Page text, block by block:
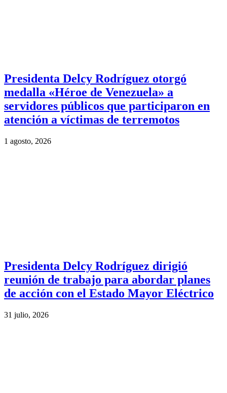
Presidenta Delcy Rodríguez otorgó
medalla «Héroe de Venezuela» a
servidores públicos que participaron en
atención a víctimas de terremotos
1 agosto, 2026
Presidenta Delcy Rodríguez dirigió
reunión de trabajo para abordar planes
de acción con el Estado Mayor Eléctrico
31 julio, 2026